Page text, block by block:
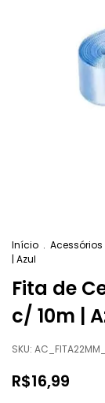
Início . Acessórios
| Azul
Fita de
c/ 10m |
SKU:
R$16,99